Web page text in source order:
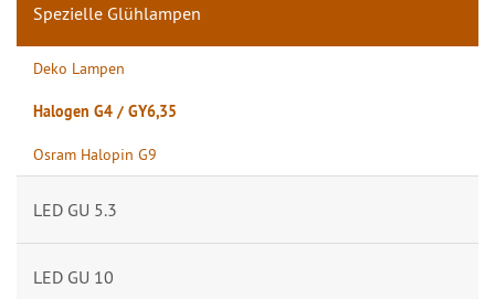
Spezielle Glühlampen
Deko Lampen
Halogen G4 / GY6,35
Osram Halopin G9
LED GU 5.3
LED GU 10